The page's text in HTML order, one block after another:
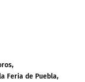
Feria de Puebla